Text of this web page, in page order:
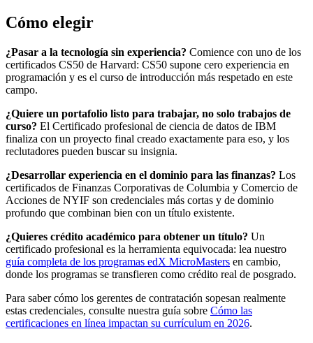
Cómo elegir
¿Pasar a la tecnología sin experiencia? Comience con uno de los
certificados CS50 de Harvard: CS50 supone cero experiencia en
programación y es el curso de introducción más respetado en este
campo.
¿Quiere un portafolio listo para trabajar, no solo trabajos de
curso? El Certificado profesional de ciencia de datos de IBM
finaliza con un proyecto final creado exactamente para eso, y los
reclutadores pueden buscar su insignia.
¿Desarrollar experiencia en el dominio para las finanzas? Los
certificados de Finanzas Corporativas de Columbia y Comercio de
Acciones de NYIF son credenciales más cortas y de dominio
profundo que combinan bien con un título existente.
¿Quieres crédito académico para obtener un título? Un
certificado profesional es la herramienta equivocada: lea nuestro
guía completa de los programas edX MicroMasters en cambio,
donde los programas se transfieren como crédito real de posgrado.
Para saber cómo los gerentes de contratación sopesan realmente
estas credenciales, consulte nuestra guía sobre Cómo las
certificaciones en línea impactan su currículum en 2026.